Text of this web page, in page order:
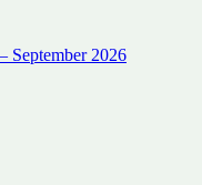
September 2026